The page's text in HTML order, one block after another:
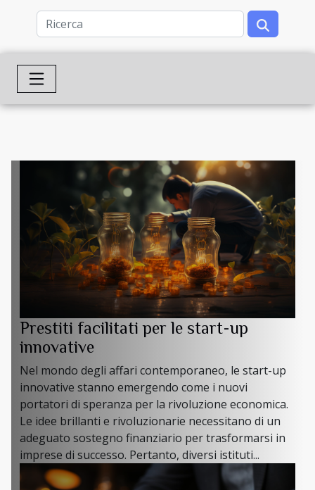
Prestiti facilitati per le start-up
innovative
Nel mondo degli affari contemporaneo, le start-up
innovative stanno emergendo come i nuovi
portatori di speranza per la rivoluzione economica.
Le idee brillanti e rivoluzionarie necessitano di un
adeguato sostegno finanziario per trasformarsi in
imprese di successo. Pertanto, diversi istituti...